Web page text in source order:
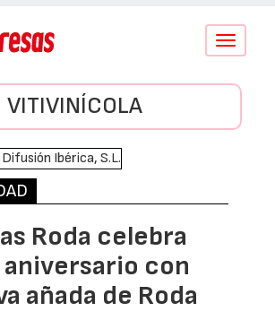
Conmutar
VITIVINÍCOLA
Roda celebra
aniversario con
añada de Roda